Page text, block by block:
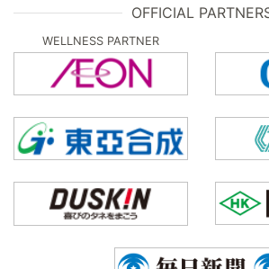
OFFICIAL
WELLNESS PARTNER